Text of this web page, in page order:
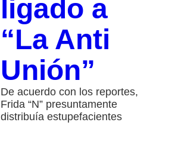
ligado a
“La Anti
Unión”
De acuerdo con los reportes,
Frida “N” presuntamente
distribuía estupefacientes